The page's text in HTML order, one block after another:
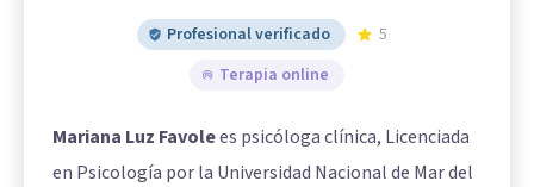
Profesional verificado
5
Terapia online
Mariana Luz Favolees psicóloga clínica, Licenciada
en Psicología por la Universidad Nacional de Mar del